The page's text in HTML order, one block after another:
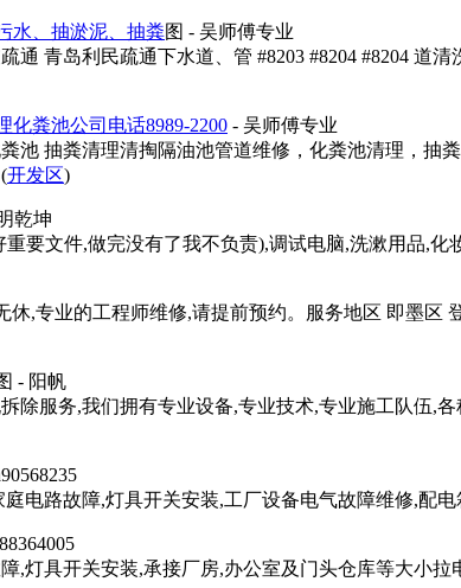
水、抽淤泥、抽粪图 - 吴师傅专业
通 青岛利民疏通下水道、管 #8203 #8204 #8204 道
化粪池公司电话8989-2200 - 吴师傅专业
池 抽粪清理清掏隔油池管道维修，化粪池清理，抽
开发区)
乾坤
要文件,做完没有了我不负责),调试电脑,洗漱用品,化
休,专业的工程师维修,请提前预约。服务地区 即墨
- 阳帆
除服务,我们拥有专业设备,专业技术,专业施工队伍,
电路故障,灯具开关安装,工厂设备电气故障维修,配
,灯具开关安装,承接厂房,办公室及门头仓库等大小